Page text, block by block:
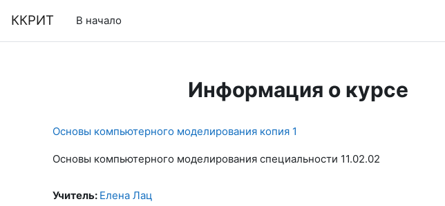
ККРИТ В начало
Информация о курсе
Основы компьютерного моделирования копия 1
Основы компьютерного моделирования специальности 11.02.02
Учитель: Елена Лац